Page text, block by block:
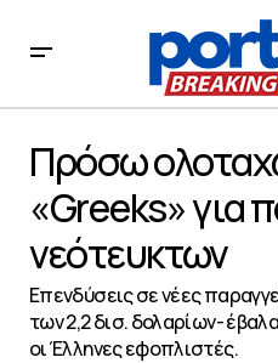
νεότευκτων
Πρόσω
«Greeks» για
νεότευκτων
Επενδύσεις σε νέες
των 2,2 δισ. δολαρίων-
οι Έλληνες εφοπλιστές.